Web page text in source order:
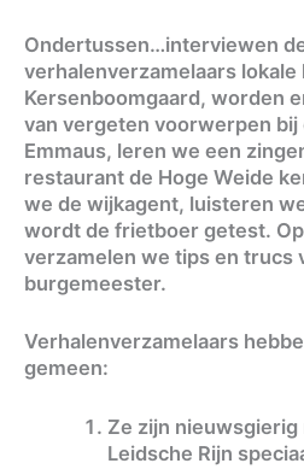
Ondertussen…interviewen
verhalenverzamelaars lokale
Kersenboomgaard, worden
van vergeten voorwerpen
Emmaus, leren we een
restaurant de Hoge Weide
we de wijkagent, luisteren
wordt de frietboer getest.
verzamelen we tips en trucs
burgemeester.
Verhalenverzamelaars
gemeen:
Ze zijn
Leidsche Rijn